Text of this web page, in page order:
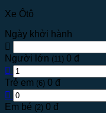
Xe Ôtô
Ngày khởi hành
Người lớn (11) 0 đ
Trẻ em (6) 0 đ
Em bé (2) 0 đ